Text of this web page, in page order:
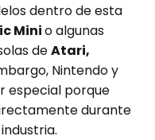
dentro de esta
Minio algunas
deAtari,
Nintendo y
especial porque
durante